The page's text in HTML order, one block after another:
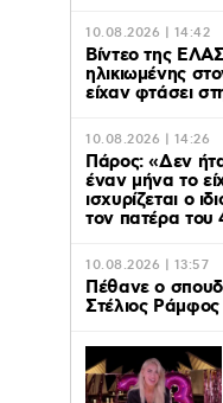
10.08.2026 | 14:42
Βίντεο της
ηλικιωμένης
είχαν φτάσει
10.08.2026 | 14:26
Πάρος: «Δεν
έναν μήνα το
ισχυρίζεται ο
τον πατέρα του
10.08.2026 | 13:57
Πέθανε ο
Στέλιος